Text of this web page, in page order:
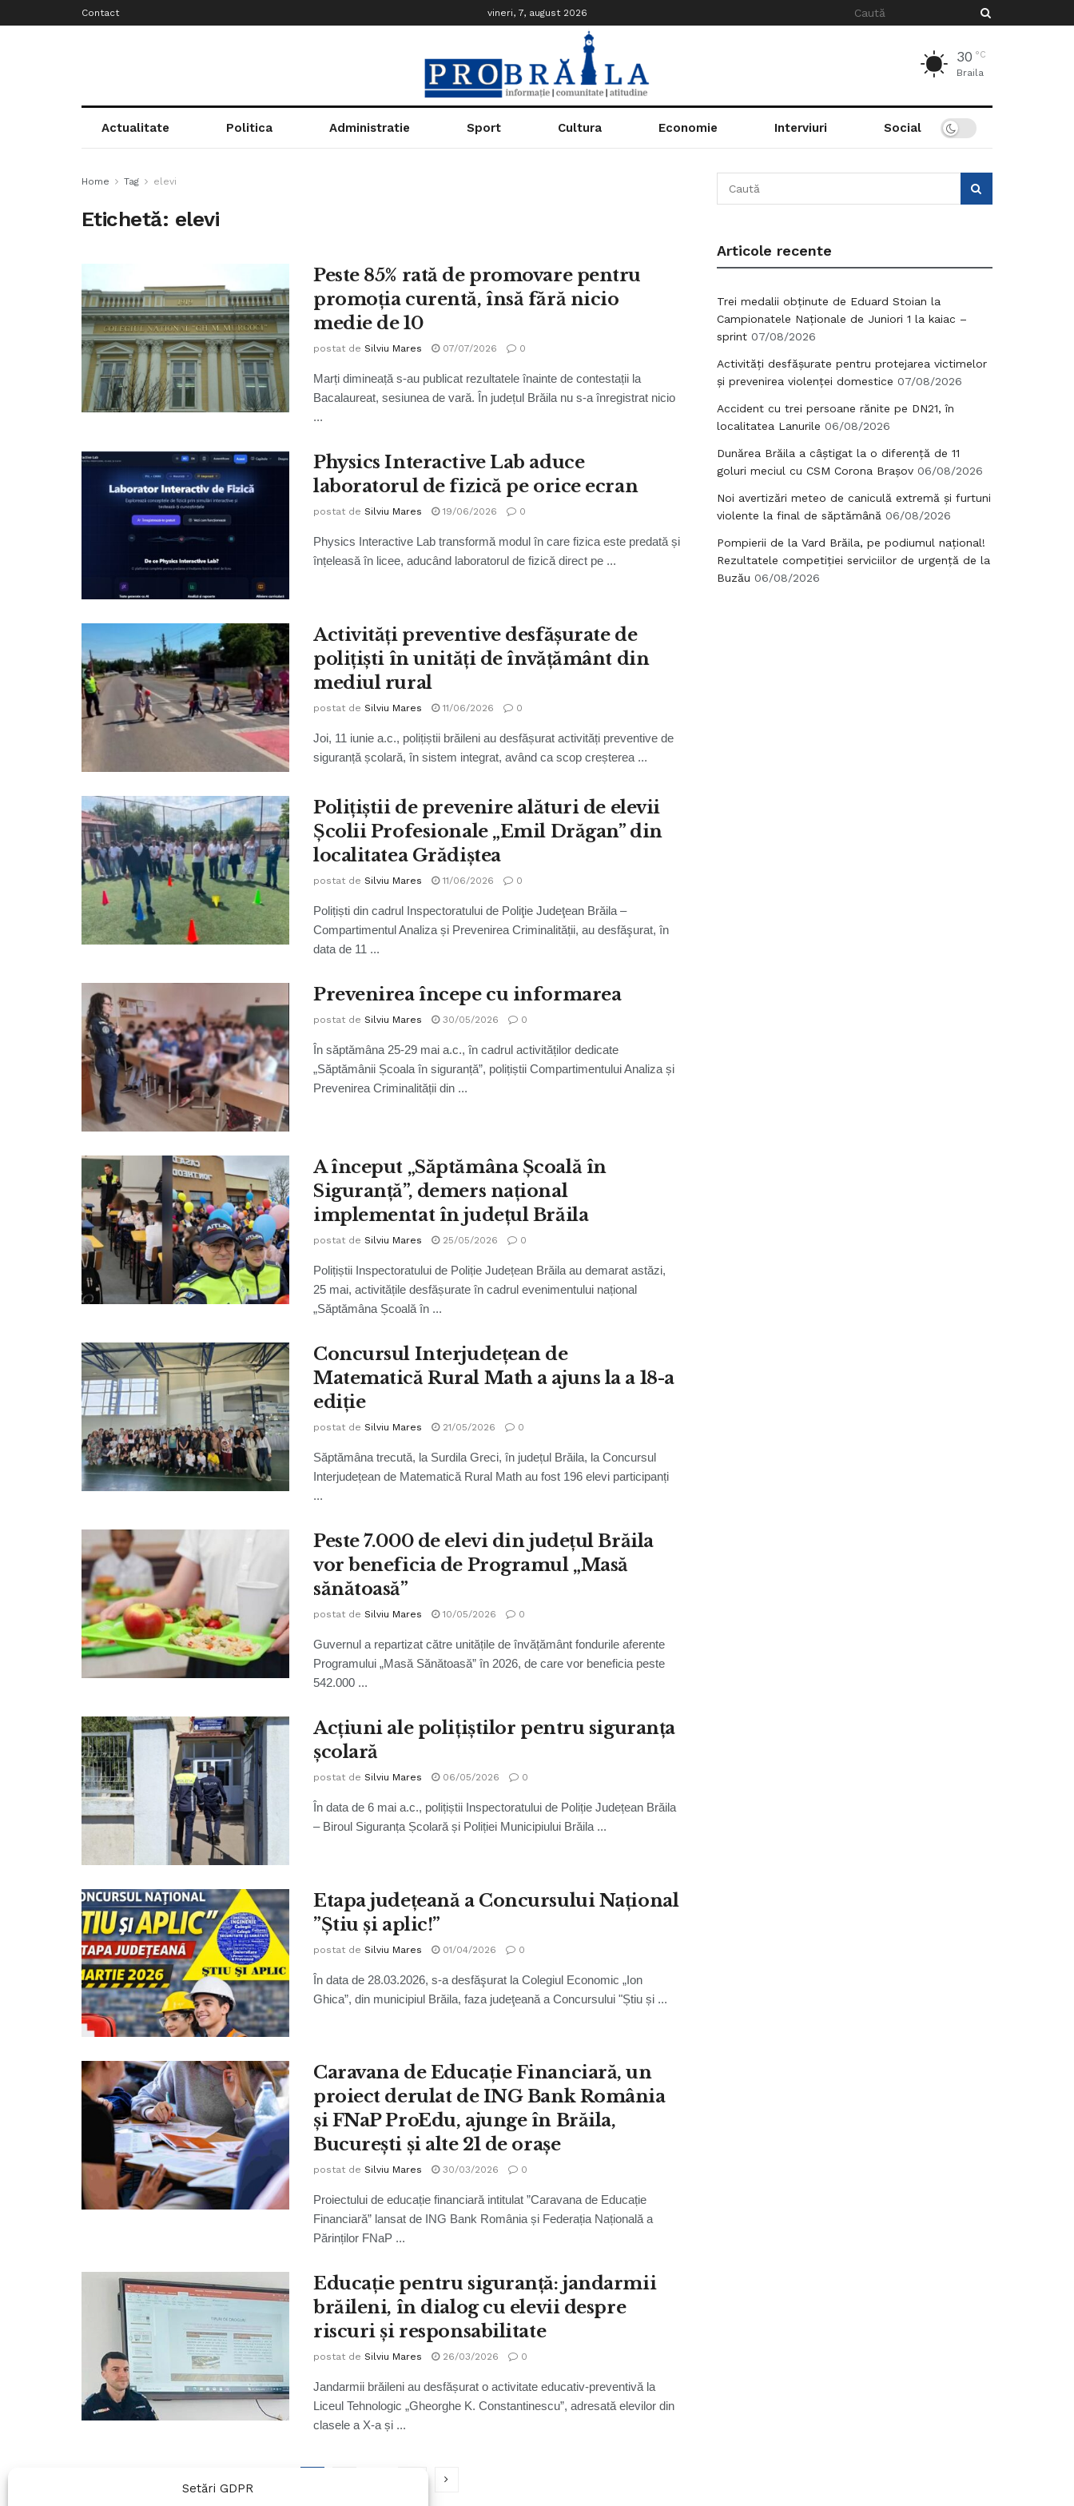
Setări GDPR
Contact vineri, 7, august 2026
30 °C
Braila
Actualitate Politica Administratie Sport Cultura Economie Interviuri Social
Home Tag elevi
Etichetă: elevi
Peste 85% rată de promovare pentru
promoția curentă, însă fără nicio
medie de 10
postat de Silviu Mares 07/07/2026 0
Marți dimineață s-au publicat rezultatele înainte de contestații la
Bacalaureat, sesiunea de vară. În județul Brăila nu s-a înregistrat nicio
...
Physics Interactive Lab aduce
laboratorul de fizică pe orice ecran
postat de Silviu Mares 19/06/2026 0
Physics Interactive Lab transformă modul în care fizica este predată și
înțeleasă în licee, aducând laboratorul de fizică direct pe ...
Activități preventive desfășurate de
polițiști în unități de învățământ din
mediul rural
postat de Silviu Mares 11/06/2026 0
Joi, 11 iunie a.c., polițiștii brăileni au desfășurat activități preventive de
siguranță școlară, în sistem integrat, având ca scop creșterea ...
Polițiștii de prevenire alături de elevii
Școlii Profesionale „Emil Drăgan” din
localitatea Grădiștea
postat de Silviu Mares 11/06/2026 0
Polițiști din cadrul Inspectoratului de Poliţie Judeţean Brăila –
Compartimentul Analiza și Prevenirea Criminalității, au desfăşurat, în
data de 11 ...
Prevenirea începe cu informarea
postat de Silviu Mares 30/05/2026 0
În săptămâna 25-29 mai a.c., în cadrul activităților dedicate
„Săptămânii Școala în siguranță”, polițiștii Compartimentului Analiza și
Prevenirea Criminalității din ...
A început „Săptămâna Școală în
Siguranță”, demers național
implementat în județul Brăila
postat de Silviu Mares 25/05/2026 0
Polițiștii Inspectoratului de Poliție Județean Brăila au demarat astăzi,
25 mai, activitățile desfășurate în cadrul evenimentului național
„Săptămâna Școală în ...
Concursul Interjudețean de
Matematică Rural Math a ajuns la a 18-a
ediție
postat de Silviu Mares 21/05/2026 0
Săptămâna trecută, la Surdila Greci, în județul Brăila, la Concursul
Interjudețean de Matematică Rural Math au fost 196 elevi participanți
...
Peste 7.000 de elevi din județul Brăila
vor beneficia de Programul „Masă
sănătoasă”
postat de Silviu Mares 10/05/2026 0
Guvernul a repartizat către unitățile de învățământ fondurile aferente
Programului „Masă Sănătoasă” în 2026, de care vor beneficia peste
542.000 ...
Acțiuni ale polițiștilor pentru siguranța
școlară
postat de Silviu Mares 06/05/2026 0
În data de 6 mai a.c., polițiștii Inspectoratului de Poliție Județean Brăila
– Biroul Siguranța Școlară și Poliției Municipiului Brăila ...
Etapa județeană a Concursului Național
”Știu și aplic!”
postat de Silviu Mares 01/04/2026 0
În data de 28.03.2026, s-a desfăşurat la Colegiul Economic „Ion
Ghica”, din municipiul Brăila, faza judeţeană a Concursului "Știu și ...
Caravana de Educație Financiară, un
proiect derulat de ING Bank România
și FNaP ProEdu, ajunge în Brăila,
București și alte 21 de orașe
postat de Silviu Mares 30/03/2026 0
Proiectului de educație financiară intitulat ”Caravana de Educație
Financiară” lansat de ING Bank România și Federația Națională a
Părinților FNaP ...
Educație pentru siguranță: jandarmii
brăileni, în dialog cu elevii despre
riscuri și responsabilitate
postat de Silviu Mares 26/03/2026 0
Jandarmii brăileni au desfășurat o activitate educativ-preventivă la
Liceul Tehnologic „Gheorghe K. Constantinescu”, adresată elevilor din
clasele a X-a și ...
Articole recente
Trei medalii obținute de Eduard Stoian la
Campionatele Naționale de Juniori 1 la kaiac –
sprint 07/08/2026
Activități desfășurate pentru protejarea victimelor
și prevenirea violenței domestice 07/08/2026
Accident cu trei persoane rănite pe DN21, în
localitatea Lanurile 06/08/2026
Dunărea Brăila a câștigat la o diferență de 11
goluri meciul cu CSM Corona Brașov 06/08/2026
Noi avertizări meteo de caniculă extremă și furtuni
violente la final de săptămână 06/08/2026
Pompierii de la Vard Brăila, pe podiumul național!
Rezultatele competiției serviciilor de urgență de la
Buzău 06/08/2026